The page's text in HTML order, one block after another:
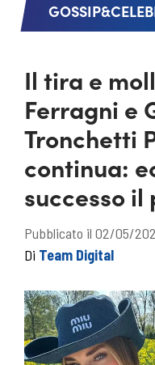
Il tira e
Ferragni e
Tronchetti
continua:
successo
Pubblicato il 02/05/
Di Team Digital